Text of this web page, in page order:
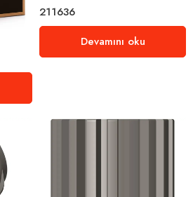
211636
Devamını oku